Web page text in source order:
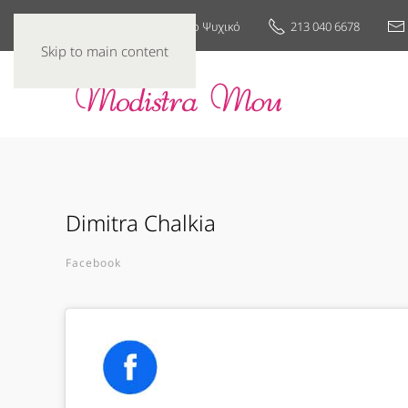
Skip to main content
25ης Μαρτίου 7, Νέο Ψυχικό 213 040 6678
Dimitra Chalkia
Facebook